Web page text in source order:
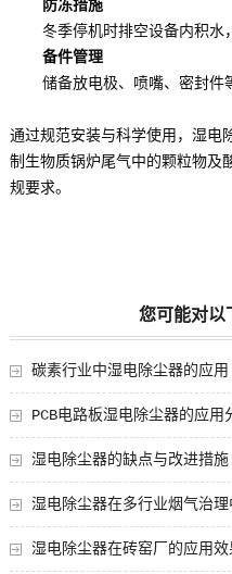
防冻措施
冬季停机时排空设备内积水
备件管理
储备放电极、喷嘴、密封件
通过规范安装与科学使用，湿电
制生物质锅炉尾气中的颗粒物及
规要求。
您可能对以
碳素行业中湿电除尘器的应用
PCB电路板湿电除尘器的应用
湿电除尘器的缺点与改进措施
湿电除尘器在多行业烟气治
湿电除尘器在砖窑厂的应用